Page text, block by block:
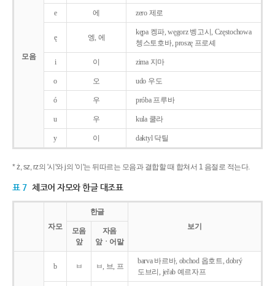
모음
e 에 zero 제로
ę 엥, 에
kępa 켕파, węgorz 벵고시, Częstochowa
쳉스토호바, proszę 프로셰
i 이 zima 지마
o 오 udo 우도
ó 우 próba 프루바
u 우 kula 쿨라
y 이 daktyl 닥틸
* ż, sz, rz의 '시'와 j의 '이'는 뒤따르는 모음과 결합할 때 합쳐서 1 음절로 적는다.
표 7 체코어 자모와 한글 대조표
자모
한글
보기
모음
앞
자음
앞ㆍ어말
b ㅂ ㅂ, 브, 프
barva 바르바, obchod 옵호트, dobrý
도브리, jeřab 예르자프